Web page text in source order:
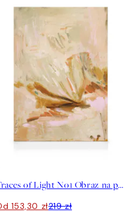
Traces of Light No1 Obraz na płótnie
153,30 zł219 zł